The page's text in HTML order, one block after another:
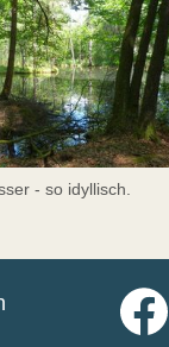
- so idyllisch.